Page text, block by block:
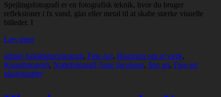
Spejlingsfotografi er en fotografisk teknik, hvor du bruger
refleksioner i fx vand, glas eller metal til at skabe stærke visuelle
billeder. I
Læs mere
admin Arkitekturfotografi, Fine Art, Historien om et værk,
Kunstfotografi, Nattefotografi Arne Jacobsen, fine art, Fine art
photography